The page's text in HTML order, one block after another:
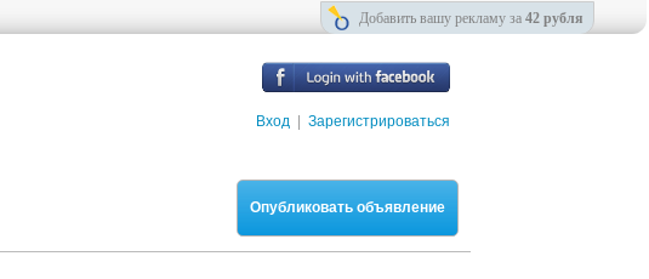
Вход Зарегистрироваться
Опубликовать объявление
Добавить вашу рекламу за 42 рубля